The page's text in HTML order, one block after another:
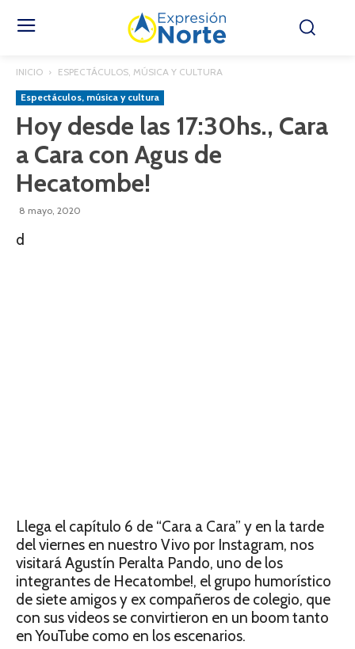
INICIO ESPECTÁCULOS, MÚSICA Y CULTURA
Espectáculos, música y cultura
Hoy desde las 17:30hs., Cara
a Cara con Agus de
Hecatombe!
8 mayo, 2020
d
Llega el capítulo 6 de “Cara a Cara” y en la tarde
del viernes en nuestro Vivo por Instagram, nos
visitará Agustín Peralta Pando, uno de los
integrantes de Hecatombe!, el grupo humorístico
de siete amigos y ex compañeros de colegio, que
con sus videos se convirtieron en un boom tanto
en YouTube como en los escenarios.